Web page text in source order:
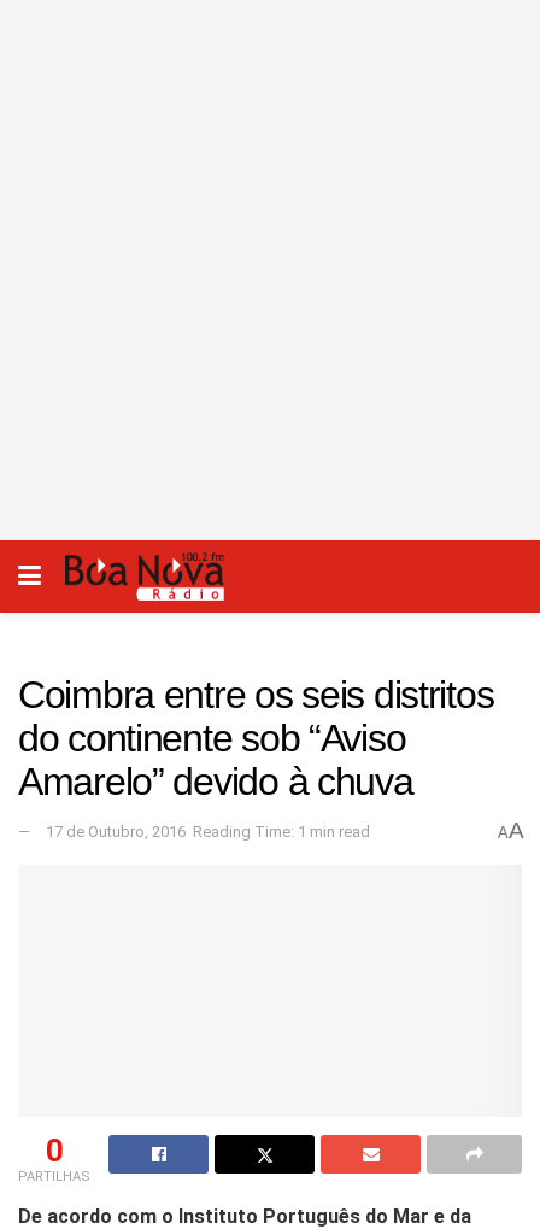
Coimbra entre os seis distritos
do continente sob “Aviso
Amarelo” devido à chuva
17 de Outubro, 2016 Reading Time: 1 min read AA
0
PARTILHAS
De acordo com o Instituto Português do Mar e da